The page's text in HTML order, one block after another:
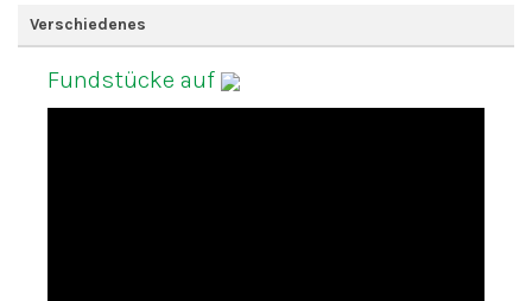
Verschiedenes
Fundstücke auf